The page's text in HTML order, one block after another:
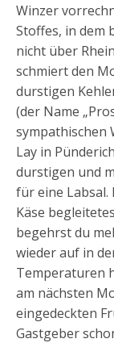
Winzer
Stoffes, in dem
nicht über
schmiert den
durstigen
(der Name
sympathischen
Lay in
durstigen und
für eine Labsal.
Käse
begehrst du
wieder auf in
Temperaturen
am nächsten
eingedeckten
Gastgeber